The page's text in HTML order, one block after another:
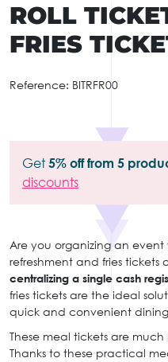
ROLL
FRIES
Reference: BITRFR00
Get 5% off from 5
discounts
Are you organizing an event
refreshment and fries tickets
centralizing a single cash
fries tickets are the ideal
quick and convenient
These meal tickets are
Thanks to these practical